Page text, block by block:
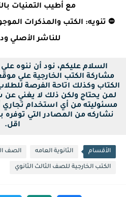
مع أطيب التمنيات
⛔ تنويه: الكتب والمذكرات
للناشر الأصلي
السلام عليكم، نود أن ننوه
مشاركة الكتب الخارجية علي
الكتاب وكذلك اتاحة الفرصة
لمن يحتاج ولكن ذلك لا يغني عن
مسئوليته من أي استخدام
اقل.
الأقسام الثانوية العامه الصف
الكتب الخارجية للصف الثالث الثانوي